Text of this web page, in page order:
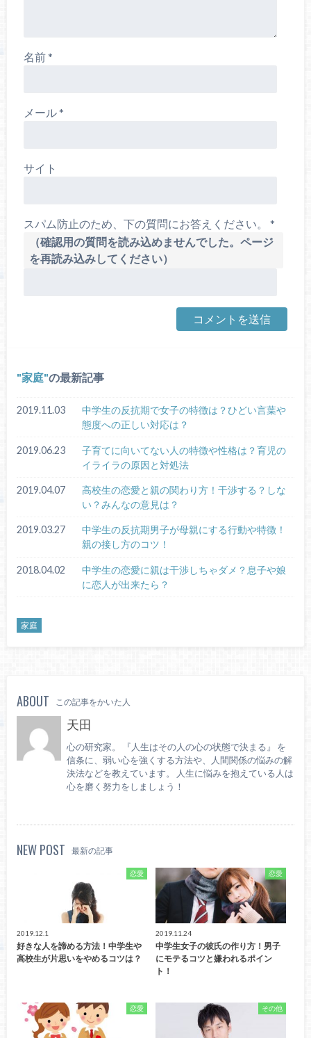
名前*
メール*
サイト
スパム防止のため、下の質問にお答えください。 *
（確認用の質問を読み込めませんでした。ページ
を再読み込みしてください）
家庭 の最新記事
2019.11.03
中学生の反抗期で女子の特徴は？ひどい言葉や
態度への正しい対応は？
2019.06.23
子育てに向いてない人の特徴や性格は？育児の
イライラの原因と対処法
2019.04.07
高校生の恋愛と親の関わり方！干渉する？しな
い？みんなの意見は？
2019.03.27
中学生の反抗期男子が母親にする行動や特徴！
親の接し方のコツ！
2018.04.02
中学生の恋愛に親は干渉しちゃダメ？息子や娘
に恋人が出来たら？
家庭
ABOUT この記事をかいた人
天田
心の研究家。 『人生はその人の心の状態で決まる』 を
信条に、弱い心を強くする方法や、人間関係の悩みの解
決法などを教えています。 人生に悩みを抱えている人は
心を磨く努力をしましょう！
NEW POST 最新の記事
恋愛
2019.12.1
好きな人を諦める方法！中学生や
高校生が片思いをやめるコツは？
恋愛
2019.11.24
中学生女子の彼氏の作り方！男子
にモテるコツと嫌われるポイン
ト！
恋愛 その他